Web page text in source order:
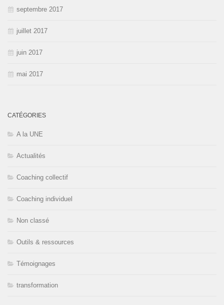
septembre 2017
juillet 2017
juin 2017
mai 2017
CATÉGORIES
A la UNE
Actualités
Coaching collectif
Coaching individuel
Non classé
Outils & ressources
Témoignages
transformation